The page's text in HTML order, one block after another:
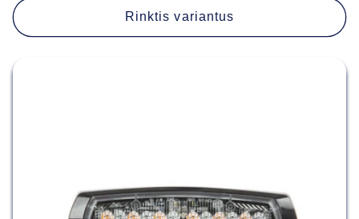
Rinktis variantus